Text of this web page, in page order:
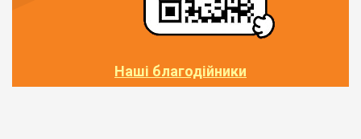
Наші благодійники